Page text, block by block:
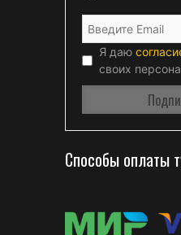
Я даю
своих
Способы оплаты